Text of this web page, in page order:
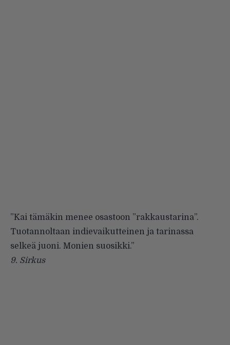
”Kai tämäkin menee osastoon ”rakkaustarina”.
Tuotannoltaan indievaikutteinen ja tarinassa
selkeä juoni. Monien suosikki.”
9. Sirkus